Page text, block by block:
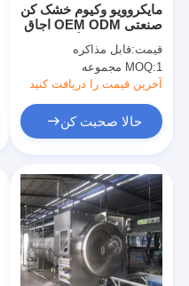
محصولات
دربارهی ما
کارخانه تور
مایکروویو وکیوم خشک کن
صنعتی OEM ODM اجاق
آووکادو
قیمت:قابل مذاکره
MOQ:1 مجموعه
آخرین قیمت را دریافت کنید
حالا صحبت کن